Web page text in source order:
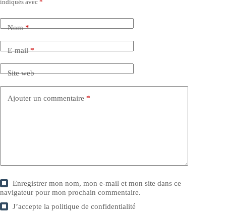
indiqués avec *
Nom*
E-mail*
Site web
Ajouter un commentaire *
Enregistrer mon nom, mon e-mail et mon site dans ce
navigateur pour mon prochain commentaire.
J’accepte lapolitique de confidentialité